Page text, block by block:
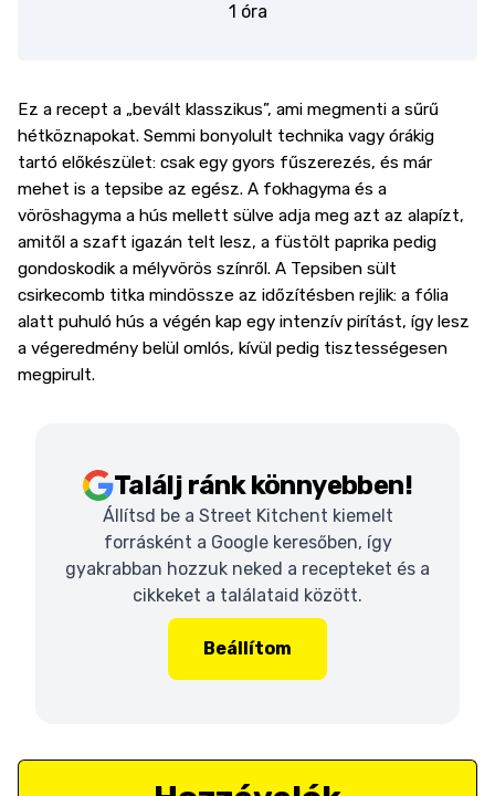
1 óra
Ez a recept a „bevált klasszikus”, ami megmenti a sűrű
hétköznapokat. Semmi bonyolult technika vagy órákig
tartó előkészület: csak egy gyors fűszerezés, és már
mehet is a tepsibe az egész. A fokhagyma és a
vöröshagyma a hús mellett sülve adja meg azt az alapízt,
amitől a szaft igazán telt lesz, a füstölt paprika pedig
gondoskodik a mélyvörös színről. A Tepsiben sült
csirkecomb titka mindössze az időzítésben rejlik: a fólia
alatt puhuló hús a végén kap egy intenzív pirítást, így lesz
a végeredmény belül omlós, kívül pedig tisztességesen
megpirult.
Találj ránk könnyebben!
Állítsd be a Street Kitchent kiemelt
forrásként a Google keresőben, így
gyakrabban hozzuk neked a recepteket és a
cikkeket a találataid között.
Beállítom